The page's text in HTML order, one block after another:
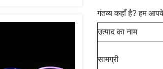
गंतव्य कहाँ है? हम
उत्पाद का नाम
सामग्री